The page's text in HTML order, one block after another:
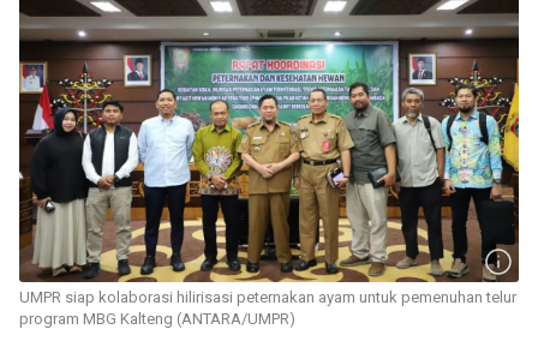
UMPR siap kolaborasi hilirisasi peternakan ayam untuk pemenuhan telur
program MBG Kalteng (ANTARA/UMPR)